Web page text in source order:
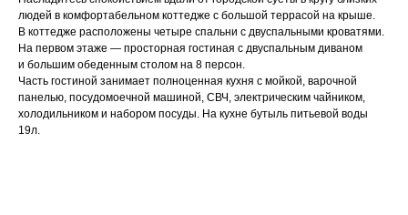
людей в комфортабельном коттедже с большой террасой на крыше.
В коттедже расположены четыре спальни с двуспальными кроватями.
На первом этаже — просторная гостиная с двуспальным диваном
и большим обеденным столом на 8 персон.
Часть гостиной занимает полноценная кухня с мойкой, варочной
панелью, посудомоечной машиной, СВЧ, электрическим чайником,
холодильником и набором посуды. На кухне бутыль питьевой воды
19л.
1
6
7
8
10